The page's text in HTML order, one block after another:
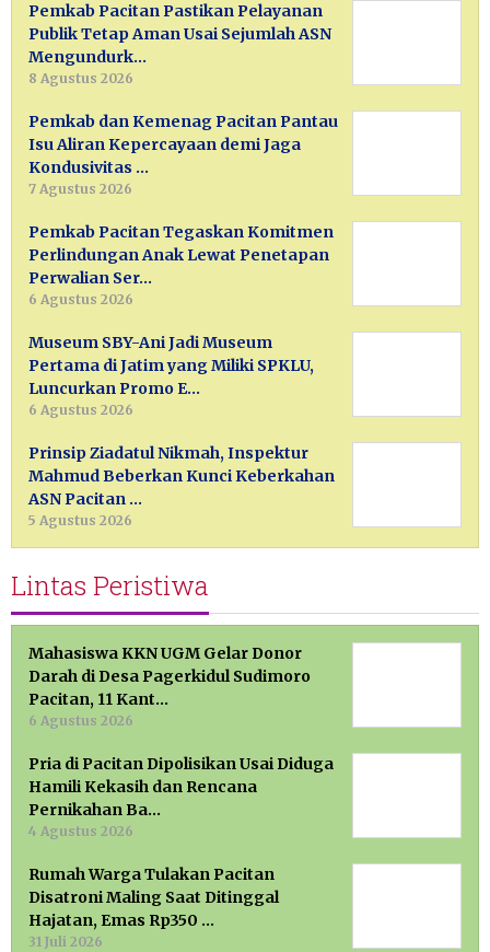
Pemkab Pacitan Pastikan Pelayanan
Publik Tetap Aman Usai Sejumlah ASN
Mengundurk…
8 Agustus 2026
Pemkab dan Kemenag Pacitan Pantau
Isu Aliran Kepercayaan demi Jaga
Kondusivitas …
7 Agustus 2026
Pemkab Pacitan Tegaskan Komitmen
Perlindungan Anak Lewat Penetapan
Perwalian Ser…
6 Agustus 2026
Museum SBY-Ani Jadi Museum
Pertama di Jatim yang Miliki SPKLU,
Luncurkan Promo E…
6 Agustus 2026
Prinsip Ziadatul Nikmah, Inspektur
Mahmud Beberkan Kunci Keberkahan
ASN Pacitan …
5 Agustus 2026
Lintas Peristiwa
Mahasiswa KKN UGM Gelar Donor
Darah di Desa Pagerkidul Sudimoro
Pacitan, 11 Kant…
6 Agustus 2026
Pria di Pacitan Dipolisikan Usai Diduga
Hamili Kekasih dan Rencana
Pernikahan Ba…
4 Agustus 2026
Rumah Warga Tulakan Pacitan
Disatroni Maling Saat Ditinggal
Hajatan, Emas Rp350 …
31 Juli 2026